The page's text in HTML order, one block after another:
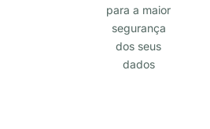
para a maior
segurança
dos seus
dados